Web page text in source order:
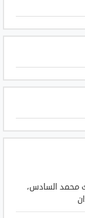
محمد السادس،